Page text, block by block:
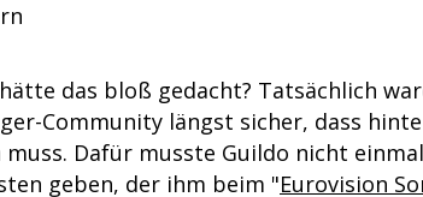
das bloß gedacht? Tatsächlich
Community längst sicher, dass
muss. Dafür musste Guildo nicht
geben, der ihm beim "Eurovision